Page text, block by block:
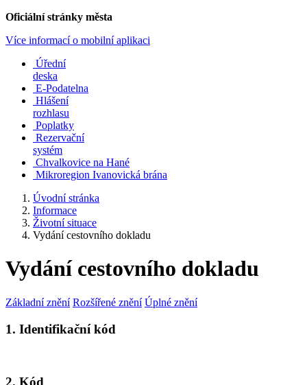
Oficiální stránky města
Více informací o mobilní aplikaci
Úřední
deska
E-Podatelna
Hlášení
rozhlasu
Poplatky
Rezervační
systém
Chvalkovice na Hané
Mikroregion Ivanovická brána
Úvodní stránka
Informace
Životní situace
Vydání cestovního dokladu
Vydání cestovního dokladu
Základní znění Rozšířené znění Úplné znění
1. Identifikační kód
2. Kód